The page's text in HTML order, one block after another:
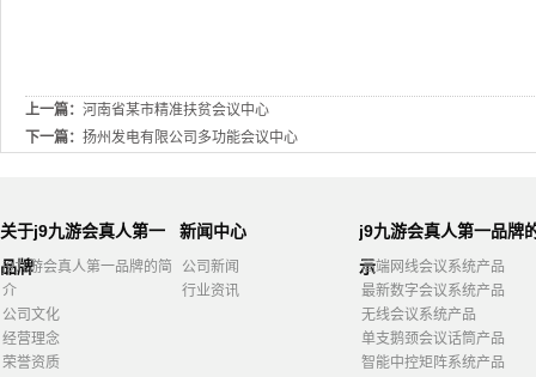
上一篇： 河南省某市精准扶贫会议中心
下一篇： 扬州发电有限公司多功能会议中心
关于j9九游会真人第一
品牌
j9九游会真人第一品牌的简
介
公司文化
经营理念
荣誉资质
新闻中心
公司新闻
行业资讯
j9九游会真人第一品牌
示
高端网线会议系统产品
最新数字会议系统产品
无线会议系统产品
单支鹅颈会议话筒产品
智能中控矩阵系统产品